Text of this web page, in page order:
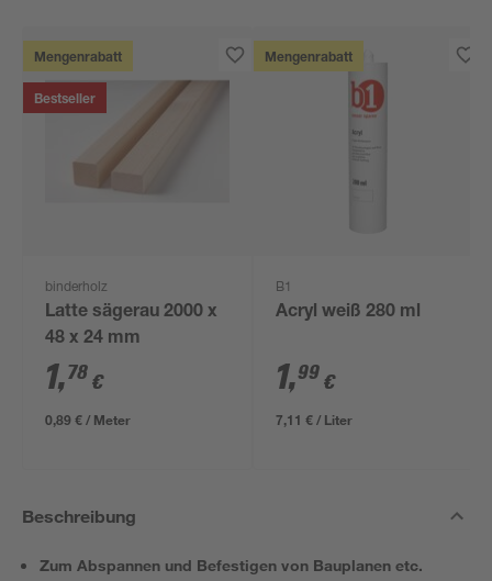
Mengenrabatt
Bestseller
binderholz
Latte sägerau 2000 x
48 x 24 mm
1,78 €
0,89 € / Meter
Mengenrabatt
B1
Acryl weiß 280 ml
1,99 €
7,11 € / Liter
Beschreibung
Zum Abspannen und Befestigen von Bauplanen etc.